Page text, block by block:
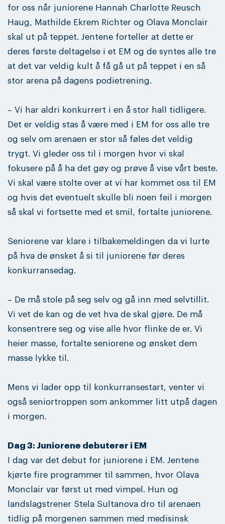
for oss når juniorene Hannah Charlotte Reusch
Haug, Mathilde Ekrem Richter og Olava Monclair
skal ut på teppet. Jentene forteller at dette er
deres første deltagelse i et EM og de syntes alle tre
at det var veldig kult å få gå ut på teppet i en så
stor arena på dagens podietrening.
– Vi har aldri konkurrert i en å stor hall tidligere.
Det er veldig stas å være med i EM for oss alle tre
og selv om arenaen er stor så føles det veldig
trygt. Vi gleder oss til i morgen hvor vi skal
fokusere på å ha det gøy og prøve å vise vårt beste.
Vi skal være stolte over at vi har kommet oss til EM
og hvis det eventuelt skulle bli noen feil i morgen
så skal vi fortsette med et smil, fortalte juniorene.
Seniorene var klare i tilbakemeldingen da vi lurte
på hva de ønsket å si til juniorene før deres
konkurransedag.
– De må stole på seg selv og gå inn med selvtillit.
Vi vet de kan og de vet hva de skal gjøre. De må
konsentrere seg og vise alle hvor flinke de er. Vi
heier masse, fortalte seniorene og ønsket dem
masse lykke til.
Mens vi lader opp til konkurransestart, venter vi
også seniortroppen som ankommer litt utpå dagen
i morgen.
Dag 3: Juniorene debuterer i EM
I dag var det debut for juniorene i EM. Jentene
kjørte fire programmer til sammen, hvor Olava
Monclair var først ut med vimpel. Hun og
landslagstrener Stela Sultanova dro til arenaen
tidlig på morgenen sammen med medisinsk